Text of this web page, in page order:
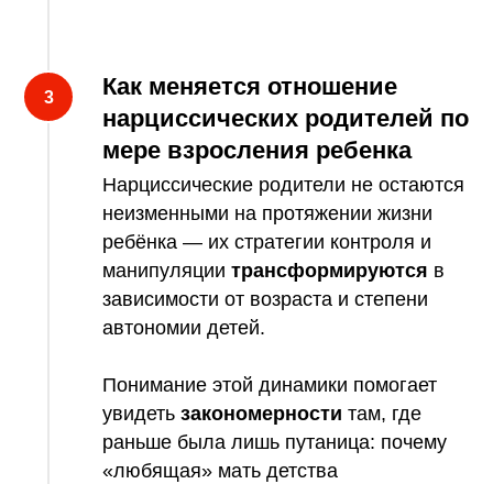
Как меняется отношение
нарциссических родителей по
мере взросления ребенка
Нарциссические родители не остаются
неизменными на протяжении жизни
ребёнка — их стратегии контроля и
манипуляции трансформируются в
зависимости от возраста и степени
автономии детей.
Понимание этой динамики помогает
увидеть закономерности там, где
раньше была лишь путаница: почему
«любящая» мать детства